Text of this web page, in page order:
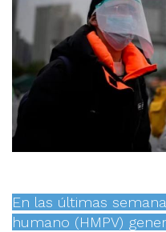
En las últimas
humano (HMPV)